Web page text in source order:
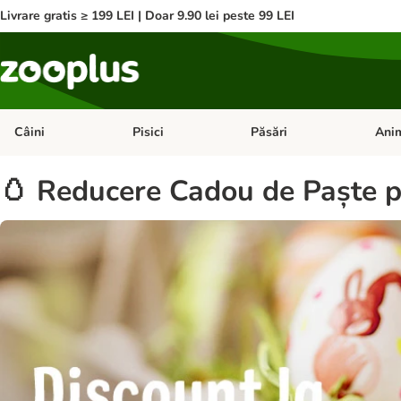
Livrare gratis ≥ 199 LEI | Doar 9.90 lei peste 99 LEI
Câini Deschideți meniul cu categorii: Câini
Pisici Deschideți meniul cu
Păsări
🥚 Reducere Cadou de